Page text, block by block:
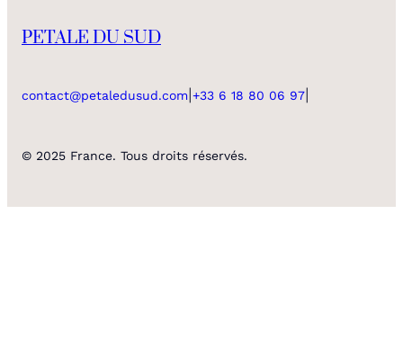
PETALE DU SUD
contact@petaledusud.com +33 6 18 80 06 97
© 2025 France. Tous droits réservés.